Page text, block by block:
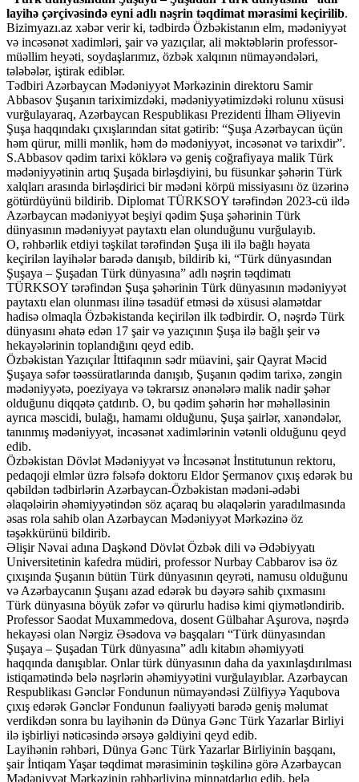
layihə çərçivəsində eyni adlı nəşrin təqdimat mərasimi keçirilib.
Bizimyazı.az xəbər verir ki, tədbirdə Özbəkistanın elm, mədəniyyət
və incəsənət xadimləri, şair və yazıçılar, ali məktəblərin professor-
müəllim heyəti, soydaşlarımız, özbək xalqının nümayəndələri,
tələbələr, iştirak ediblər.
Tədbiri Azərbaycan Mədəniyyət Mərkəzinin direktoru Samir
Abbasov Şuşanın tariximizdəki, mədəniyyətimizdəki rolunu xüsusi
vurğulayaraq, Azərbaycan Respublikası Prezidenti İlham Əliyevin
Şuşa haqqındakı çıxışlarından sitat gətirib: “Şuşa Azərbaycan üçün
həm qürur, milli mənlik, həm də mədəniyyət, incəsənət və tarixdir”.
S.Abbasov qədim tarixi köklərə və geniş coğrafiyaya malik Türk
mədəniyyətinin artıq Şuşada birləşdiyini, bu füsunkar şəhərin Türk
xalqları arasında birləşdirici bir mədəni körpü missiyasını öz üzərinə
götürdüyünü bildirib. Diplomat TÜRKSOY tərəfindən 2023-cü ildə
Azərbaycan mədəniyyət beşiyi qədim Şuşa şəhərinin Türk
dünyasının mədəniyyət paytaxtı elan olunduğunu vurğulayıb.
O, rəhbərlik etdiyi təşkilat tərəfindən Şuşa ili ilə bağlı həyata
keçirilən layihələr barədə danışıb, bildirib ki, “Türk dünyasından
Şuşaya – Şuşadan Türk dünyasına” adlı nəşrin təqdimatı
TÜRKSOY tərəfindən Şuşa şəhərinin Türk dünyasının mədəniyyət
paytaxtı elan olunması ilinə təsadüf etməsi də xüsusi əlamətdar
hadisə olmaqla Özbəkistanda keçirilən ilk tədbirdir. O, nəşrdə Türk
dünyasını əhatə edən 17 şair və yazıçının Şuşa ilə bağlı şeir və
hekayələrinin toplandığını qeyd edib.
Özbəkistan Yazıçılar İttifaqının sədr müavini, şair Qayrat Məcid
Şuşaya səfər təəssüratlarında danışıb, Şuşanın qədim tarixə, zəngin
mədəniyyətə, poeziyaya və təkrarsız ənənələrə malik nadir şəhər
olduğunu diqqətə çatdırıb. O, bu qədim şəhərin hər məhəlləsinin
ayrıca məscidi, bulağı, hamamı olduğunu, Şuşa şairlər, xanəndələr,
tanınmış mədəniyyət, incəsənət xadimlərinin vətənli olduğunu qeyd
edib.
Özbəkistan Dövlət Mədəniyyət və İncəsənət İnstitutunun rektoru,
pedaqoji elmlər üzrə fəlsəfə doktoru Eldor Şermanov çıxış edərək bu
qəbildən tədbirlərin Azərbaycan-Özbəkistan mədəni-ədəbi
əlaqələirin əhəmiyyətindən söz açaraq bu əlaqələrin yaradılmasında
əsas rola sahib olan Azərbaycan Mədəniyyət Mərkəzinə öz
təşəkkürünü bildirib.
Əlişir Nəvai adına Daşkənd Dövlət Özbək dili və Ədəbiyyatı
Universitetinin kafedra müdiri, professor Nurbay Cabbarov isə öz
çıxışında Şuşanın bütün Türk dünyasının qeyrəti, namusu olduğunu
və Azərbaycanın Şuşanı azad edərək bu dəyərə sahib çıxmasını
Türk dünyasına böyük zəfər və qürurlu hadisə kimi qiymətləndirib.
Professor Saodat Muxammedova, dosent Gülbahar Aşurova, nəşrdə
hekayəsi olan Nərgiz Əsədova və başqaları “Türk dünyasından
Şuşaya – Şuşadan Türk dünyasına” adlı kitabın əhəmiyyəti
haqqında danışıblar. Onlar türk dünyasının daha da yaxınlaşdırılması
istiqamətində belə nəşrlərin əhəmiyyətini vurğulayıblar. Azərbaycan
Respublikası Gənclər Fondunun nümayəndəsi Zülfiyyə Yaqubova
çıxış edərək Gənclər Fondunun fəaliyyəti barədə geniş məlumat
verdikdən sonra bu layihənin də Dünya Gənc Türk Yazarlar Birliyi
ilə işbirliyi nəticəsində ərsəyə gəldiyini qeyd edib.
Layihənin rəhbəri, Dünya Gənc Türk Yazarlar Birliyinin başqanı,
şair İntiqam Yaşar təqdimat mərasiminin təşkilinə görə Azərbaycan
Mədəniyyət Mərkəzinin rəhbərliyinə minnətdarlıq edib, belə